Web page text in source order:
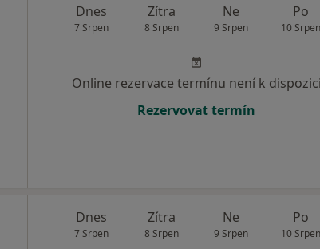
Dnes
7 Srpen
Zítra
8 Srpen
Ne
9 Srpen
Po
10 Srpen
Online rezervace termínu není k dispozici
Rezervovat termín
Dnes
7 Srpen
Zítra
8 Srpen
Ne
9 Srpen
Po
10 Srpen